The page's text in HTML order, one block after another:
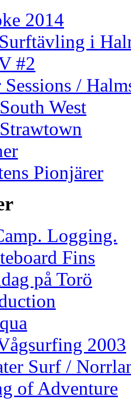
2014
i
#2
Sessions /
West
Pionjärer
Logging.
Fins
på Torö
2003
Surf /
of Adventure